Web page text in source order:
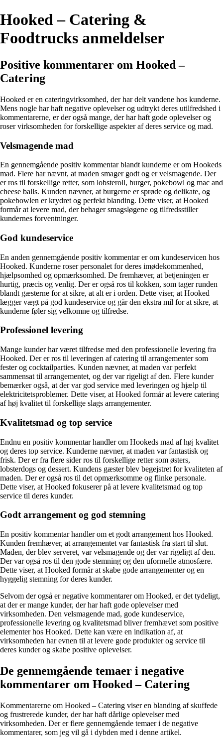
Hooked – Catering &
Foodtrucks anmeldelser
Positive kommentarer om Hooked –
Catering
Hooked er en cateringvirksomhed, der har delt vandene hos kunderne.
Mens nogle har haft negative oplevelser og udtrykt deres utilfredshed i
kommentarerne, er der også mange, der har haft gode oplevelser og
roser virksomheden for forskellige aspekter af deres service og mad.
Velsmagende mad
En gennemgående positiv kommentar blandt kunderne er om Hookeds
mad. Flere har nævnt, at maden smager godt og er velsmagende. Der
er ros til forskellige retter, som lobsteroll, burger, pokebowl og mac and
cheese balls. Kunden nævner, at burgerne er sprøde og delikate, og
pokebowlen er krydret og perfekt blanding. Dette viser, at Hooked
formår at levere mad, der behager smagsløgene og tilfredsstiller
kundernes forventninger.
God kundeservice
En anden gennemgående positiv kommentar er om kundeservicen hos
Hooked. Kunderne roser personalet for deres imødekommenhed,
hjælpsomhed og opmærksomhed. De fremhæver, at betjeningen er
hurtig, præcis og venlig. Der er også ros til kokken, som tager runden
blandt gæsterne for at sikre, at alt er i orden. Dette viser, at Hooked
lægger vægt på god kundeservice og går den ekstra mil for at sikre, at
kunderne føler sig velkomne og tilfredse.
Professionel levering
Mange kunder har været tilfredse med den professionelle levering fra
Hooked. Der er ros til leveringen af catering til arrangementer som
fester og cocktailparties. Kunden nævner, at maden var perfekt
sammensat til arrangementet, og der var rigeligt af den. Flere kunder
bemærker også, at der var god service med leveringen og hjælp til
elektricitetsproblemer. Dette viser, at Hooked formår at levere catering
af høj kvalitet til forskellige slags arrangementer.
Kvalitetsmad og top service
Endnu en positiv kommentar handler om Hookeds mad af høj kvalitet
og deres top service. Kunderne nævner, at maden var fantastisk og
frisk. Der er fra flere sider ros til forskellige retter som østers,
lobsterdogs og dessert. Kundens gæster blev begejstret for kvaliteten af
maden. Der er også ros til det opmærksomme og flinke personale.
Dette viser, at Hooked fokuserer på at levere kvalitetsmad og top
service til deres kunder.
Godt arrangement og god stemning
En positiv kommentar handler om et godt arrangement hos Hooked.
Kunden fremhæver, at arrangementet var fantastisk fra start til slut.
Maden, der blev serveret, var velsmagende og der var rigeligt af den.
Der var også ros til den gode stemning og den uformelle atmosfære.
Dette viser, at Hooked formår at skabe gode arrangementer og en
hyggelig stemning for deres kunder.
Selvom der også er negative kommentarer om Hooked, er det tydeligt,
at der er mange kunder, der har haft gode oplevelser med
virksomheden. Den velsmagende mad, gode kundeservice,
professionelle levering og kvalitetsmad bliver fremhævet som positive
elementer hos Hooked. Dette kan være en indikation af, at
virksomheden har evnen til at levere gode produkter og service til
deres kunder og skabe positive oplevelser.
De gennemgående temaer i negative
kommentarer om Hooked – Catering
Kommentarerne om Hooked – Catering viser en blanding af skuffede
og frustrerede kunder, der har haft dårlige oplevelser med
virksomheden. Der er flere gennemgående temaer i de negative
kommentarer, som jeg vil gå i dybden med i denne artikel.